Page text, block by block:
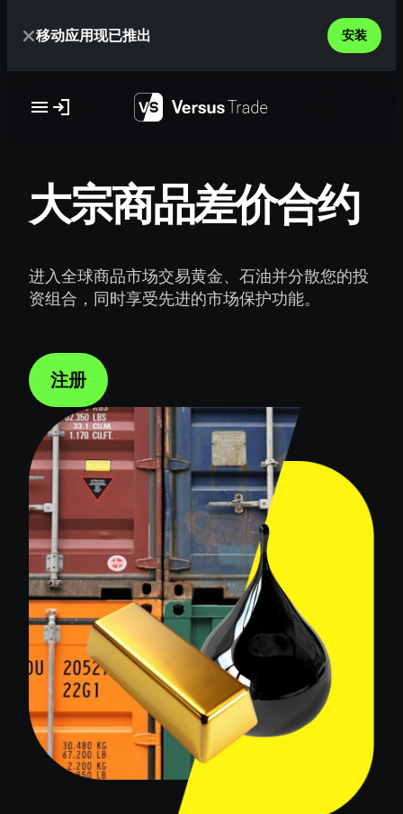
移动应用现已推出 安装
大宗商品差价合约
进入全球商品市场交易黄金、石油并分散您的投
资组合，同时享受先进的市场保护功能。
注册